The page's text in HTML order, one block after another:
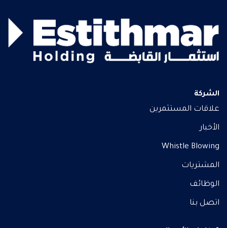
الشركة
علاقات المستثمرين
الأخبار
Whistle Blowing
المشتريات
الوظائف
اتصل بنا